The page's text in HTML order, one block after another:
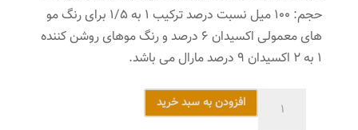
حجم: ۱۰۰ میل نسبت درصد ترکیب ۱ به ۱/۵ برای رنگ مو
های معمولی اکسیدان ۶ درصد و رنگ موهای روشن کننده
۱ به ۲ اکسیدان ۹ درصد مارال می باشد.
افزودن به سبد خرید